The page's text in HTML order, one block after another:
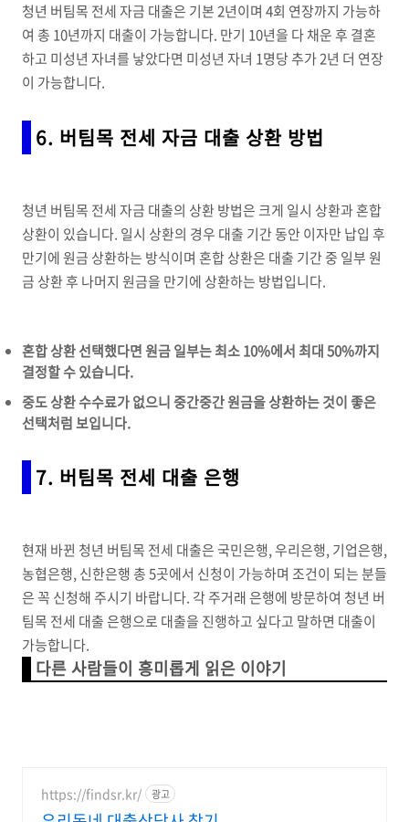
청년 버팀목 전세 자금 대출은 기본 2년이며 4회 연장까지 가능하
여 총 10년까지 대출이 가능합니다. 만기 10년을 다 채운 후 결혼
하고 미성년 자녀를 낳았다면 미성년 자녀 1명당 추가 2년 더 연장
이 가능합니다.
6. 버팀목 전세 자금 대출 상환 방법
청년 버팀목 전세 자금 대출의 상환 방법은 크게 일시 상환과 혼합
상환이 있습니다. 일시 상환의 경우 대출 기간 동안 이자만 납입 후
만기에 원금 상환하는 방식이며 혼합 상환은 대출 기간 중 일부 원
금 상환 후 나머지 원금을 만기에 상환하는 방법입니다.
혼합 상환 선택했다면 원금 일부는 최소 10%에서 최대 50%까지
결정할 수 있습니다.
중도 상환 수수료가 없으니 중간중간 원금을 상환하는 것이 좋은
선택처럼 보입니다.
7. 버팀목 전세 대출 은행
현재 바뀐 청년 버팀목 전세 대출은 국민은행, 우리은행, 기업은행,
농협은행, 신한은행 총 5곳에서 신청이 가능하며 조건이 되는 분들
은 꼭 신청해 주시기 바랍니다. 각 주거래 은행에 방문하여 청년 버
팀목 전세 대출 은행으로 대출을 진행하고 싶다고 말하면 대출이
가능합니다.
다른 사람들이 흥미롭게 읽은 이야기
https://findsr.kr/ 광고